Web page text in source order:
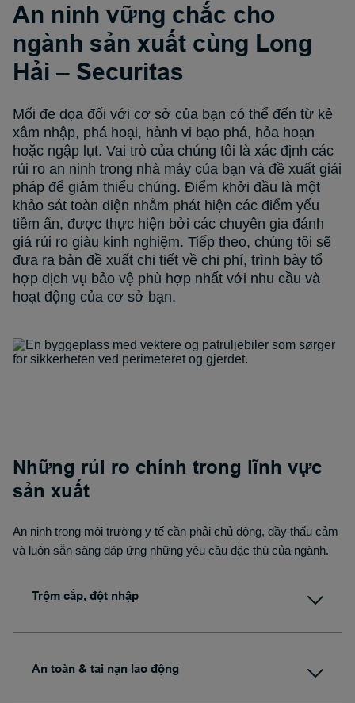
An ninh vững chắc cho
ngành sản xuất cùng Long
Hải – Securitas
Mối đe dọa đối với cơ sở của bạn có thể đến từ kẻ
xâm nhập, phá hoại, hành vi bạo phá, hỏa hoạn
hoặc ngập lụt. Vai trò của chúng tôi là xác định các
rủi ro an ninh trong nhà máy của bạn và đề xuất giải
pháp để giảm thiểu chúng. Điểm khởi đầu là một
khảo sát toàn diện nhằm phát hiện các điểm yếu
tiềm ẩn, được thực hiện bởi các chuyên gia đánh
giá rủi ro giàu kinh nghiệm. Tiếp theo, chúng tôi sẽ
đưa ra bản đề xuất chi tiết về chi phí, trình bày tổ
hợp dịch vụ bảo vệ phù hợp nhất với nhu cầu và
hoạt động của cơ sở bạn.
Những rủi ro chính trong lĩnh vực
sản xuất
An ninh trong môi trường y tế cần phải chủ động, đầy thấu cảm
và luôn sẵn sàng đáp ứng những yêu cầu đặc thù của ngành.
Trộm cắp, đột nhập
An toàn & tai nạn lao động